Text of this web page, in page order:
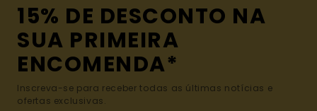
15% DE DESCONTO NA
SUA PRIMEIRA
ENCOMENDA*
Inscreva-se para receber todas as últimas notícias e
ofertas exclusivas.